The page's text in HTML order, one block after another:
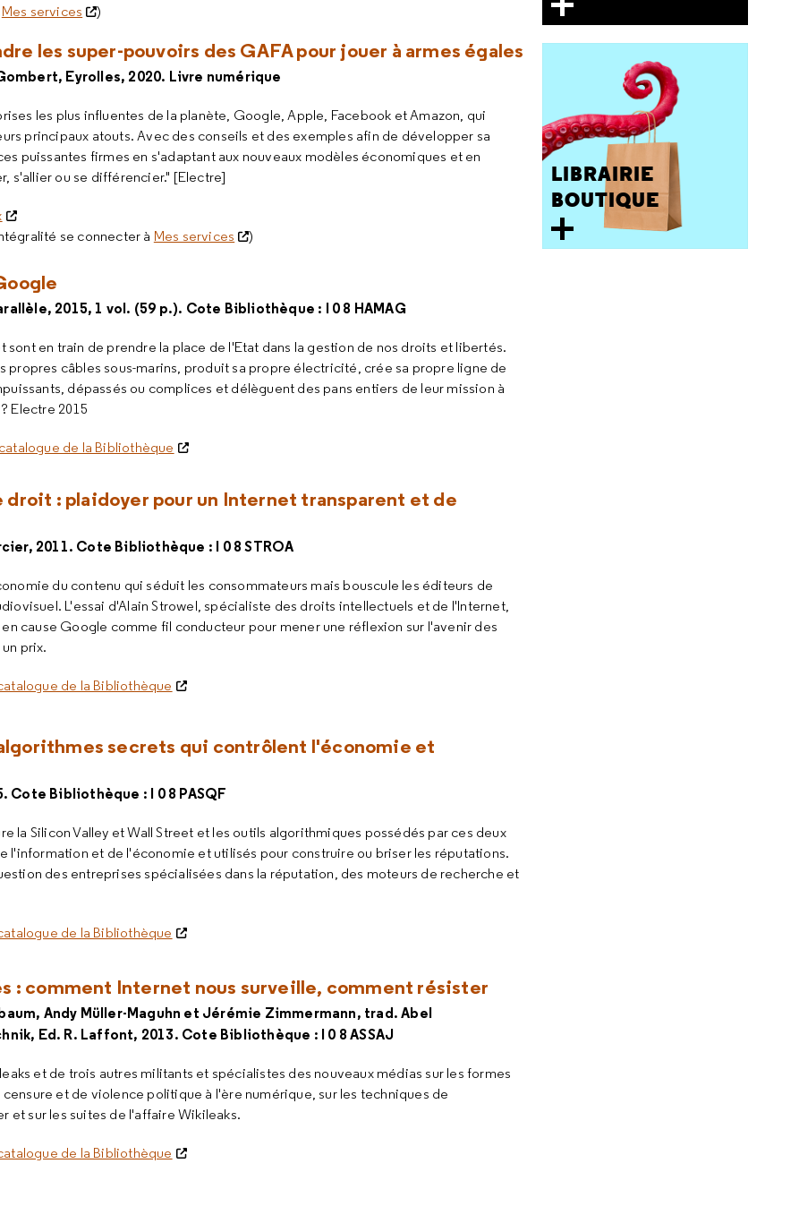
Mes services )
les super-pouvoirs des GAFA pour jouer à armes égales
Eyrolles, 2020. Livre numérique
les plus influentes de la planète, Google, Apple, Facebook et Amazon, qui
principaux atouts. Avec des conseils et des exemples afin de développer sa
puissantes firmes en s'adaptant aux nouveaux modèles économiques et en
s'allier ou se différencier." [Electre]
se connecter à Mes services )
2015, 1 vol. (59 p.). Cote Bibliothèque : I 0 8 HAMAG
sont en train de prendre la place de l'Etat dans la gestion de nos droits et libertés.
propres câbles sous-marins, produit sa propre électricité, crée sa propre ligne de
dépassés ou complices et délèguent des pans entiers de leur mission à
Electre 2015
catalogue de la Bibliothèque
: plaidoyer pour un Internet transparent et de
2011. Cote Bibliothèque : I 0 8 STROA
du contenu qui séduit les consommateurs mais bouscule les éditeurs de
L'essai d'Alain Strowel, spécialiste des droits intellectuels et de l'Internet,
cause Google comme fil conducteur pour mener une réflexion sur l'avenir des
prix.
de la Bibliothèque
secrets qui contrôlent l'économie et
Cote Bibliothèque : I 0 8 PASQF
la Silicon Valley et Wall Street et les outils algorithmiques possédés par ces deux
l'information et de l'économie et utilisés pour construire ou briser les réputations.
des entreprises spécialisées dans la réputation, des moteurs de recherche et
de la Bibliothèque
: comment Internet nous surveille, comment résister
Andy Müller-Maguhn et Jérémie Zimmermann, trad. Abel
Ed. R. Laffont, 2013. Cote Bibliothèque : I 0 8 ASSAJ
et de trois autres militants et spécialistes des nouveaux médias sur les formes
et de violence politique à l'ère numérique, sur les techniques de
et sur les suites de l'affaire Wikileaks.
de la Bibliothèque
LIBRAIRIE
BOUTIQUE